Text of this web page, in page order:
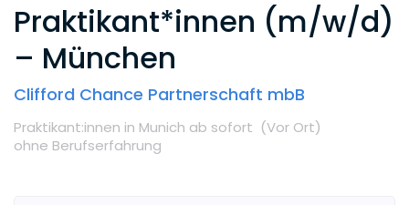
Praktikant*innen (m/w/d)
– München
Clifford Chance Partnerschaft mbB
Praktikant:innen in Munich ab sofort (Vor Ort)
ohne Berufserfahrung